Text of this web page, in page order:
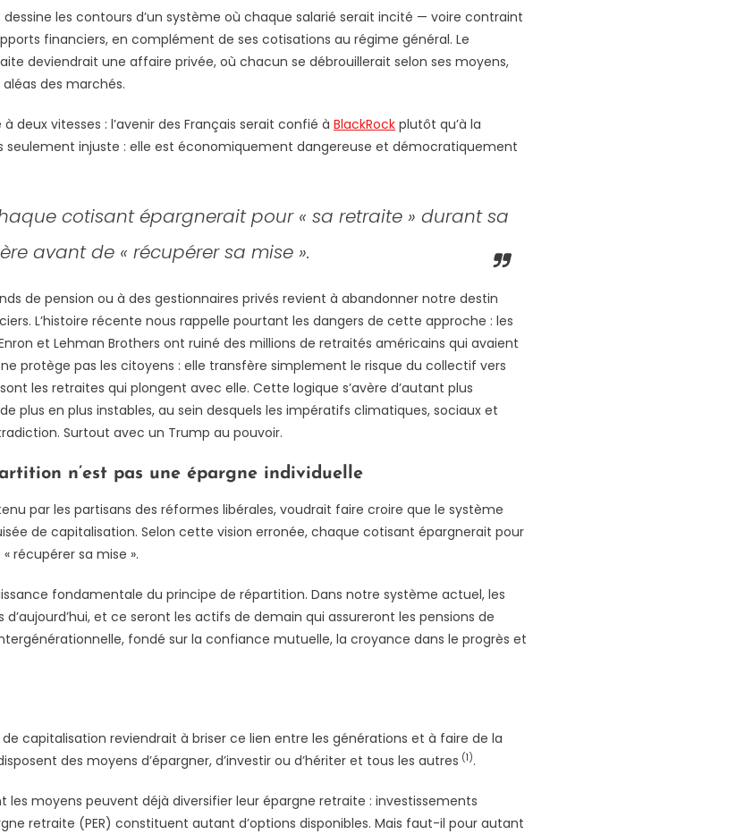
les contours d’un système où chaque salarié serait incité — voire contraint
financiers, en complément de ses cotisations au régime général. Le
deviendrait une affaire privée, où chacun se débrouillerait selon ses moyens,
des marchés.
deux vitesses : l’avenir des Français serait confié à BlackRock plutôt qu’à la
seulement injuste : elle est économiquement dangereuse et démocratiquement
cotisant épargnerait pour « sa retraite » durant sa
avant de « récupérer sa mise ».
de pension ou à des gestionnaires privés revient à abandonner notre destin
L’histoire récente nous rappelle pourtant les dangers de cette approche : les
et Lehman Brothers ont ruiné des millions de retraités américains qui avaient
protège pas les citoyens : elle transfère simplement le risque du collectif vers
les retraites qui plongent avec elle. Cette logique s’avère d’autant plus
plus en plus instables, au sein desquels les impératifs climatiques, sociaux et
Surtout avec un Trump au pouvoir.
n’est pas une épargne individuelle
par les partisans des réformes libérales, voudrait faire croire que le système
de capitalisation. Selon cette vision erronée, chaque cotisant épargnerait pour
récupérer sa mise ».
fondamentale du principe de répartition. Dans notre système actuel, les
et ce seront les actifs de demain qui assureront les pensions de
fondé sur la confiance mutuelle, la croyance dans le progrès et
capitalisation reviendrait à briser ce lien entre les générations et à faire de la
des moyens d’épargner, d’investir ou d’hériter et tous les autres (1).
les moyens peuvent déjà diversifier leur épargne retraite : investissements
retraite (PER) constituent autant d’options disponibles. Mais faut-il pour autant